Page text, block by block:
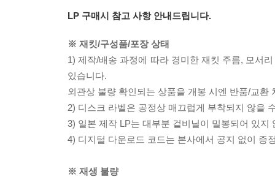
LP 구매시 참고 사항 안내드립니다.
※ 재킷/구성품/포장 상태
1) 제작/배송 과정에 따라 경미한 재킷 주름, 모서
있습니다.
외관상 불량 확인되는 상품을 개봉 시엔 반품/교환
2) 디스크 라벨은 공정상 매끄럽게 부착되지 않을
3) 일본 제작 LP는 대부분 겉비닐이 밀봉되어 있지
4) 디지털 다운로드 코드는 본사에서 공지 없이 증
※ 재생 불량